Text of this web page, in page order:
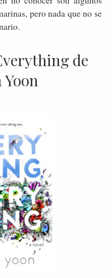
pero nada que no se
de